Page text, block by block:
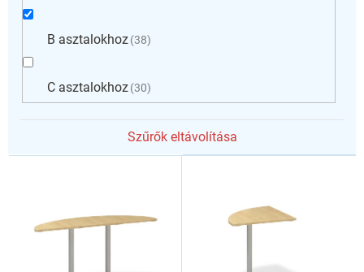
B asztalokhoz 38
C asztalokhoz 30
Szűrők eltávolítása
T